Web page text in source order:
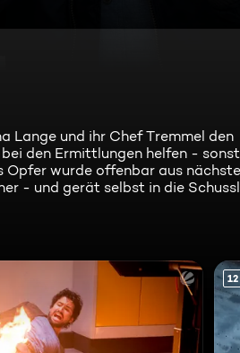
Lange und ihr Chef Tremmel den
den Ermittlungen helfen -
Opfer wurde offenbar aus
- und gerät selbst in die
12